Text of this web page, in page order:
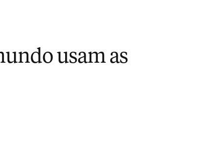
usam as